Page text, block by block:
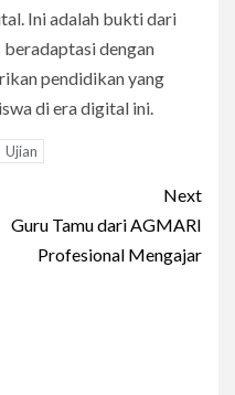
Ini adalah bukti dari
dengan
pendidikan yang
di era digital ini.
Ujian
Next
Guru Tamu dari AGMARI
Profesional Mengajar